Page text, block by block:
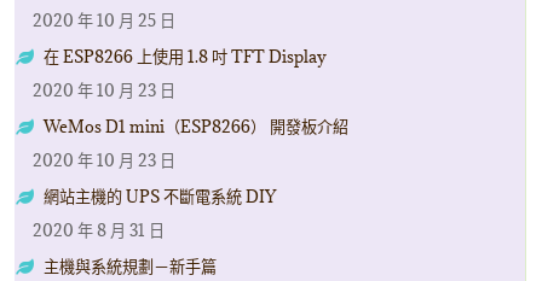
2020 年 10 月 25 日
在 ESP8266 上使用 1.8 吋 TFT Display
2020 年 10 月 23 日
WeMos D1 mini（ESP8266） 開發板介紹
2020 年 10 月 23 日
網站主機的 UPS 不斷電系統 DIY
2020 年 8 月 31 日
主機與系統規劃－新手篇